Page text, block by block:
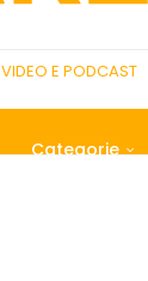
VIDEO E PODCAST
Categorie